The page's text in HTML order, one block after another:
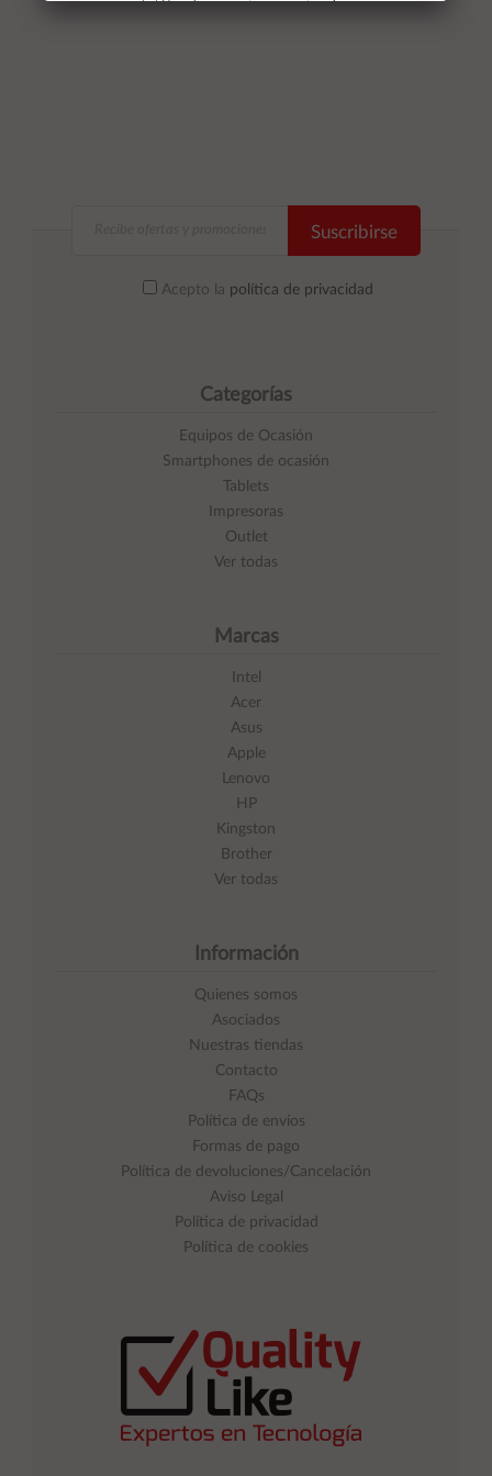
Suscribirse
Acepto la política de privacidad
Categorías
Equipos de Ocasión
Smartphones de ocasión
Tablets
Impresoras
Outlet
Ver todas
Marcas
Intel
Acer
Asus
Apple
Lenovo
HP
Kingston
Brother
Ver todas
Información
Quienes somos
Asociados
Nuestras tiendas
Contacto
FAQs
Política de envíos
Formas de pago
Política de devoluciones/Cancelación
Aviso Legal
Política de privacidad
Política de cookies
No volver a mostrar mas este aviso